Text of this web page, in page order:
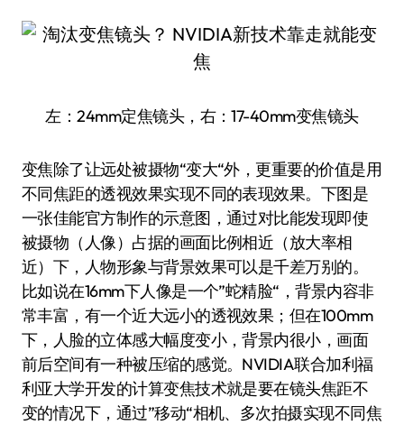
左：24mm定焦镜头，右：17-40mm变焦镜头
变焦除了让远处被摄物“变大“外，更重要的价值是用
不同焦距的透视效果实现不同的表现效果。下图是
一张佳能官方制作的示意图，通过对比能发现即使
被摄物（人像）占据的画面比例相近（放大率相
近）下，人物形象与背景效果可以是千差万别的。
比如说在16mm下人像是一个”蛇精脸“，背景内容非
常丰富，有一个近大远小的透视效果；但在100mm
下，人脸的立体感大幅度变小，背景内很小，画面
前后空间有一种被压缩的感觉。NVIDIA联合加利福
利亚大学开发的计算变焦技术就是要在镜头焦距不
变的情况下，通过”移动“相机、多次拍摄实现不同焦